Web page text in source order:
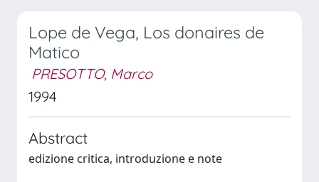
Lope de Vega, Los donaires de
Matico
PRESOTTO, Marco
1994
Abstract
edizione critica, introduzione e note